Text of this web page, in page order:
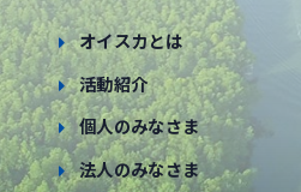
オイスカとは
活動紹介
個人のみなさま
法人のみなさま